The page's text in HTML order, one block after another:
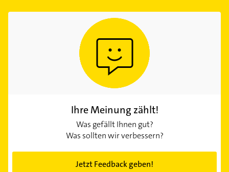
Ihre Meinung zählt!
Was gefällt Ihnen gut?
Was sollten wir verbessern?
Jetzt Feedback geben!